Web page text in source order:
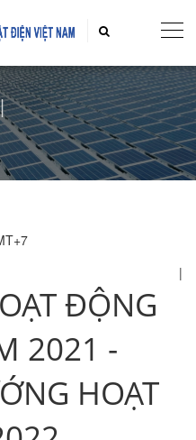
|
ĐỘNG
2021 -
HOẠT